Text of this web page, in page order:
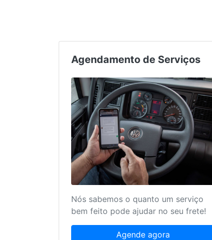
Agendamento de Serviços
Nós sabemos o quanto um serviço
bem feito pode ajudar no seu frete!
Agende agora